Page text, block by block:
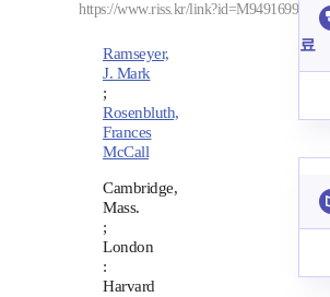
https://www.riss.kr/link?id=M9491699
Ramseyer,
J. Mark
;
Rosenbluth,
Frances
McCall
Cambridge,
Mass.
;
London
:
Harvard
료